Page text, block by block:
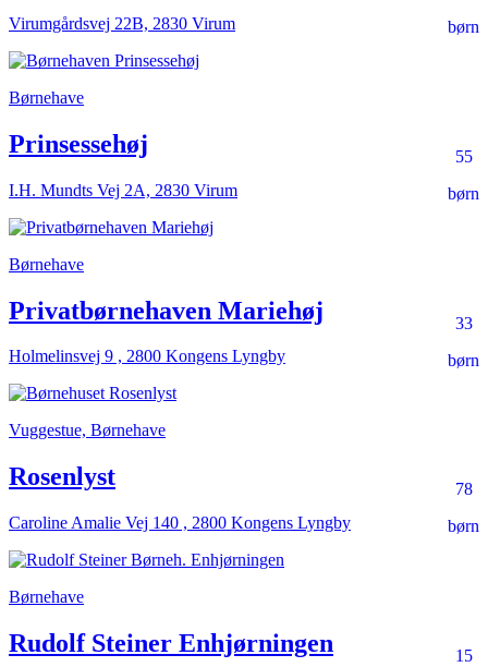
børn
Virumgårdsvej 22B, 2830 Virum
Børnehave
55
børn
Prinsessehøj
I.H. Mundts Vej 2A, 2830 Virum
Børnehave
33
børn
Privatbørnehaven Mariehøj
Holmelinsvej 9 , 2800 Kongens Lyngby
Vuggestue, Børnehave
78
børn
Rosenlyst
Caroline Amalie Vej 140 , 2800 Kongens Lyngby
Børnehave
15
Rudolf Steiner Enhjørningen